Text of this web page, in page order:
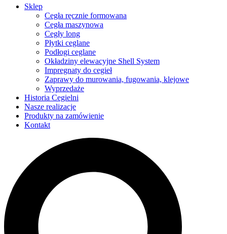
Sklep
Cegła ręcznie formowana
Cegła maszynowa
Cegły long
Płytki ceglane
Podłogi ceglane
Okładziny elewacyjne Shell System
Impregnaty do cegieł
Zaprawy do murowania, fugowania, klejowe
Wyprzedaże
Historia Cegielni
Nasze realizacje
Produkty na zamówienie
Kontakt